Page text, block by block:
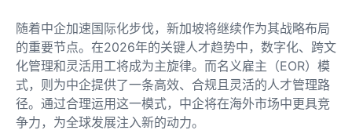
随着中企加速国际化步伐，新加坡将继续作为其战略布局
的重要节点。在2026年的关键人才趋势中，数字化、跨文
化管理和灵活用工将成为主旋律。而名义雇主（EOR）模
式，则为中企提供了一条高效、合规且灵活的人才管理路
径。通过合理运用这一模式，中企将在海外市场中更具竞
争力，为全球发展注入新的动力。